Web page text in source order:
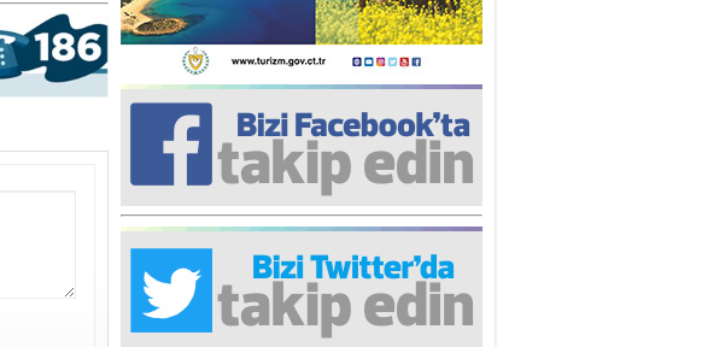
Ali KİŞMİR
FIRSAT VE KORKU
Turgut ÇALICI
İki Lakırdı da benden!
Yrd. Doç. Ercan HOŞKARA
Yatırım Yapmazsan Var Olamazsın:
Hedefteki Kurum Kıb-Tek
Rana Sarro
Başıma gelen skandal olayı